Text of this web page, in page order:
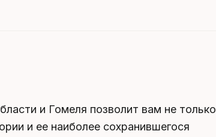
и Гомеля позволит вам не только
и ее наиболее сохранившегося